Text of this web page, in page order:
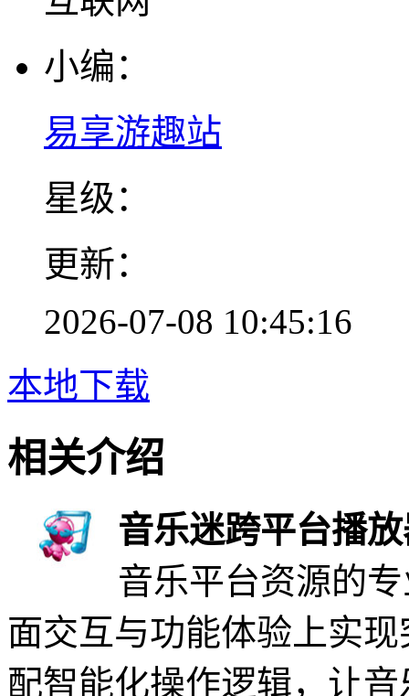
小编：
易享游趣站
星级：
更新：
2026-07-08 10:45:16
本地下载
相关介绍
音乐迷跨平台播
音乐平台资源的
面交互与功能体验上实
配智能化操作逻辑，让